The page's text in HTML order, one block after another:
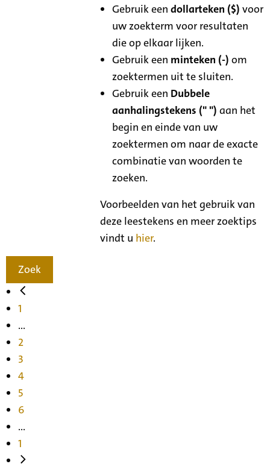
Gebruik eendollarteken ($) voor
uw zoekterm voor resultaten
die op elkaar lijken.
Gebruik een minteken (-) om
zoektermen uit te sluiten.
Gebruik een Dubbele
aanhalingstekens (" ") aan het
begin en einde van uw
zoektermen om naar de exacte
combinatie van woorden te
zoeken.
Voorbeelden van het gebruik van
deze leestekens en meer zoektips
vindt u hier.
Zoek
1
...
2
3
4
5
6
...
1